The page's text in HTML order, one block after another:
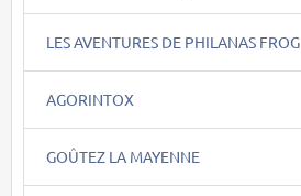
LES AVENTURES DE PHILANAS FROG
AGORINTOX
GOÛTEZ LA MAYENNE